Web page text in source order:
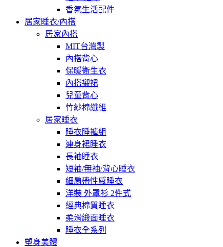
香氛生活配件
居家睡衣/內搭
居家內搭
MIT台灣製
內搭背心
保暖衛生衣
內搭襯裙
兒童背心
竹紗棉纖維
居家睡衣
睡衣睡褲組
連身裙睡衣
長袖睡衣
短袖/無袖/背心睡衣
細肩帶性感睡衣
洋裝 外罩衫 2件式
經典棉質睡衣
柔滑緞面睡衣
睡衣全系列
塑身美體